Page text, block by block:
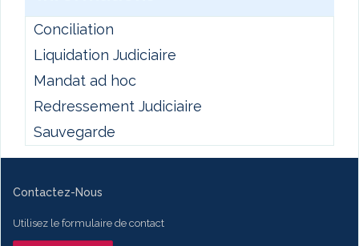
Conciliation
Liquidation Judiciaire
Mandat ad hoc
Redressement Judiciaire
Sauvegarde
Contactez-Nous
Utilisez le formulaire de contact